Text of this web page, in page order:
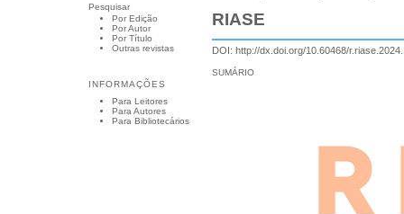
Pesquisar
Por Edição
Por Autor
Por Título
Outras revistas
INFORMAÇÕES
Para Leitores
Para Autores
Para Bibliotecários
RIASE
DOI:http://dx.doi.org/10.60468/
SUMÁRIO